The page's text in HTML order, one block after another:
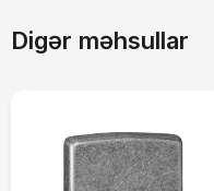
Digər məhsullar
Yekun məbləğ